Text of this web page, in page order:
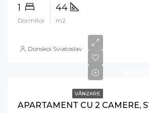
1
Dormitor
44
m2
Donskoi Sviatoslav
VÂNZARE